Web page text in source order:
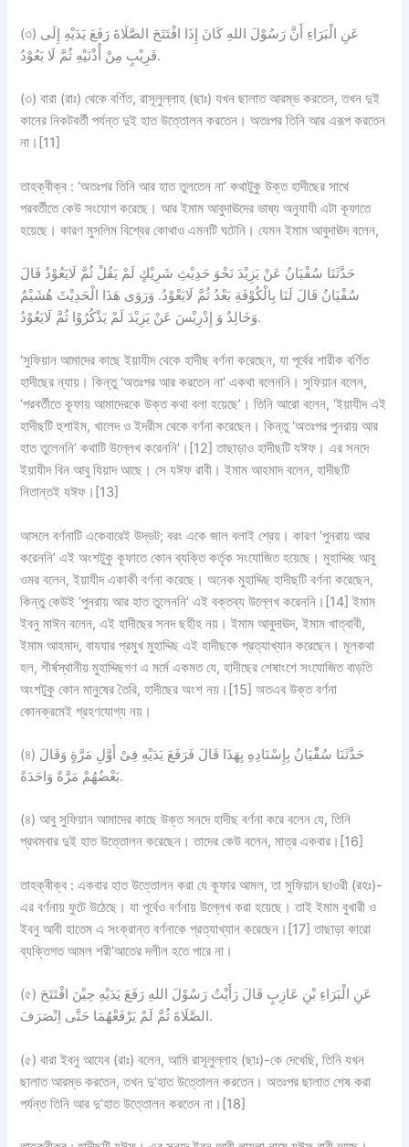
(৩) عَنِ الْبَرَاءِ أَنَّ رَسُوْلَ اللهِ كَانَ إِذَا افْتَتَحَ الصَّلَاةَ رَفَعَ يَدَيْهِ إِلَى
قَرِيْبٍ مِنْ أُذْنَيْهِ ثُمَّ لَا يَعُوْدُ.
(৩) বারা (রাঃ) থেকে বর্ণিত, রাসূলুল্লাহ (ছাঃ) যখন ছালাত আরম্ভ করতেন, তখন দুই
কানের নিকটবর্তী পর্যন্ত দুই হাত উত্তোলন করতেন। অতঃপর তিনি আর এরূপ করতেন
না।[11]
তাহক্বীক্ব : ‘অতঃপর তিনি আর হাত তুলতেন না’ কথাটুকু উক্ত হাদীছের সাথে
পরবর্তীতে কেউ সংযোগ করেছে। আর ইমাম আবুদাঊদের ভাষ্য অনুযাযী এটা কূফাতে
হয়েছে। কারণ মুসলিম বিশ্বের কোথাও এমনটি ঘটেনি। যেমন ইমাম আবুদাঊদ বলেন,
حَدَّثَنَا سُفْيَانُ عَنْ يَزِيْدَ نَحْوَ حَدِيْثِ شَرِيْكٍ لَمْ يَقُلْ ثُمَّ لَايَعُوْدُ قَالَ
سُفْيَانُ قَالَ لَنَا بِالْكُوْفَةِ بَعْدُ ثُمَّ لَايَعْوْدُ. وَرَوَى هَذَا الْحَدِيْثَ هُشَيْمٌ
وَخَالِدٌ وَ إِدْرِيْسَ عَنْ يَزِيْدَ لَمْ يَذْكُرُوْا ثُمَّ لَايَعُوْدُ.
‘সুফিয়ান আমাদের কাছে ইয়াযীদ থেকে হাদীছ বর্ণনা করেছেন, যা পূর্বের শারীক বর্ণিত
হাদীছের ন্যায়। কিন্তু ‘অতঃপর আর করতেন না’ একথা বলেননি। সুফিয়ান বলেন,
‘পরবর্তীতে কূফায় আমাদেরকে উক্ত কথা বলা হয়েছে’। তিনি আরো বলেন, ‘ইয়াযীদ এই
হাদীছটি হুশাইম, খালেদ ও ইদরীস থেকে বর্ণনা করেছেন। কিন্তু ‘অতঃপর পুনরায় আর
হাত তুলেননি’ কথাটি উল্লেখ করেননি’।[12] তাছাড়াও হাদীছটি যঈফ। এর সনদে
ইয়াযীদ বিন আবু যিয়াদ আছে। সে যঈফ রাবী। ইমাম আহমাদ বলেন, হাদীছটি
নিতান্তই যঈফ।[13]
আসলে বর্ণনাটি একেবারেই উদ্ভট; বরং একে জাল বলাই শ্রেয়। কারণ ‘পুনরায় আর
করেননি’ এই অংশটুকু কূফাতে কোন ব্যক্তি কর্তৃক সংযোজিত হয়েছে। মুহাদ্দিছ আবু
ওমর বলেন, ইয়াযীদ একাকী বর্ণনা করেছে। অনেক মুহাদ্দিছ হাদীছটি বর্ণনা করেছেন,
কিন্তু কেউই ‘পুনরায় আর হাত তুলেননি’ এই বক্তব্য উল্লেখ করেননি।[14] ইমাম
ইবনু মাঈন বলেন, এই হাদীছের সনদ ছহীহ নয়। ইমাম আবুদাঊদ, ইমাম খাত্বাবী,
ইমাম আহমাদ, বাযযার প্রমুখ মুহাদ্দিছ এই হাদীছকে প্রত্যাখ্যান করেছেন। মূলকথা
হল, শীর্ষস্থানীয় মুহাদ্দিছগণ এ মর্মে একমত যে, হাদীছের শেষাংশে সংযোজিত বাড়তি
অংশটুকু কোন মানুষের তৈরি, হাদীছের অংশ নয়।[15] অতএব উক্ত বর্ণনা
কোনক্রমেই গ্রহণযোগ্য নয়।
(৪) حَدَّثَنَا سُفْْيَانُ بِإِسْنَادِهِ بِهَذَا قَالَ فَرَفَعَ يَدَيْهِ فِىْ أَوَّلِ مَرَّةٍ وَقَالَ
بَعْضُهُمْ مَرَّةً وَاحَدَةً.
(৪) আবু সুফিয়ান আমাদের কাছে উক্ত সনদে হাদীছ বর্ণনা করে বলেন যে, তিনি
প্রথমবার দুই হাত উত্তোলন করেছেন। তাদের কেউ বলেন, মাত্র একবার।[16]
তাহক্বীক্ব : একবার হাত উত্তোলন করা যে কূফার আমল, তা সুফিয়ান ছাওরী (রহঃ)-
এর বর্ণনায় ফুটে উঠেছে। যা পূর্বেও বর্ণনায় উল্লেখ করা হয়েছে। তাই ইমাম বুখারী ও
ইবনু আবী হাতেম এ সংক্রান্ত বর্ণনাকে প্রত্যাখ্যান করেছেন।[17] তাছাড়া কারো
ব্যক্তিগত আমল শরী‘আতের দলীল হতে পারে না।
(৫) عَنِ الْبَرَاءِ بْنِ عَازِبٍ قَالَ رَأَيْتُ رَسُوْلَ اللهِ رَفَعَ يَدَيْهِ حِيْنَ افْتَتَحَ
الصَّلَاةَ ثُمَّ لَمْ يَرْفَعْهُمَا حَتَّى اِنْصَرَفَ.
(৫) বারা ইবনু আযেব (রাঃ) বলেন, আমি রাসূলুল্লাহ (ছাঃ)-কে দেখেছি, তিনি যখন
ছালাত আরম্ভ করতেন, তখন দু’হাত উত্তোলন করতেন। অতঃপর ছালাত শেষ করা
পর্যন্ত তিনি আর দু’হাত উত্তোলন করতেন না।[18]